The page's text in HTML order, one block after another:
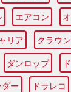
エアコン
リア クラウン
ダンロップ
ダー ドラレコ